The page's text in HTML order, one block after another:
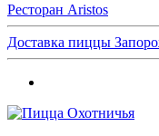
Ресторан Aristos
Доставка пиццы